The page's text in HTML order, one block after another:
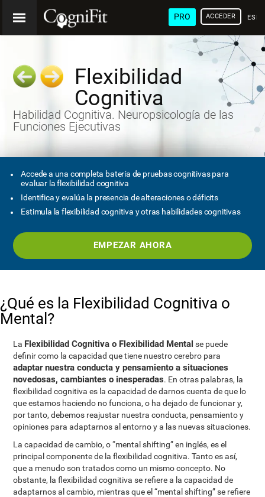
PRO ACCEDER
Flexibilidad
Cognitiva
Habilidad Cognitiva. Neuropsicología de las
Funciones Ejecutivas
Accede a una completa batería de pruebas cognitivas para
evaluar la flexibilidad cognitiva
Identifica y evalúa la presencia de alteraciones o déficits
Estimula la flexibilidad cognitiva y otras habilidades cognitivas
EMPEZAR AHORA
¿Qué es la Flexibilidad Cognitiva o
Mental?
La Flexibilidad Cognitiva o Flexibilidad Mental se puede
definir como la capacidad que tiene nuestro cerebro para
adaptar nuestra conducta y pensamiento a situaciones
novedosas, cambiantes o inesperadas. En otras palabras, la
flexibilidad cognitiva es la capacidad de darnos cuenta de que lo
que estamos haciendo no funciona, o ha dejado de funcionar y,
por tanto, debemos reajustar nuestra conducta, pensamiento y
opiniones para adaptarnos al entorno y a las nuevas situaciones.
La capacidad de cambio, o “mental shifting” en inglés, es el
principal componente de la flexibilidad cognitiva. Tanto es así,
que a menudo son tratados como un mismo concepto. No
obstante, la flexibilidad cognitiva se refiere a la capacidad de
adaptarnos al cambio, mientras que el “mental shifting” se refiere